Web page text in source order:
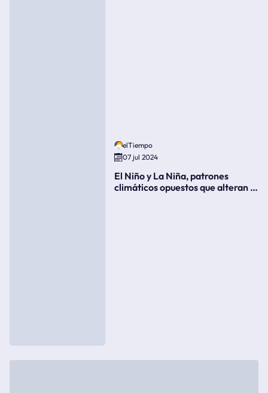
elTiempo
07 jul 2024
El Niño y La Niña, patrones
climáticos opuestos que alteran la